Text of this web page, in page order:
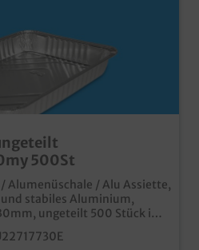
500St
Alumenüschale / Alu Assiette,
stabiles Aluminium,
ungeteilt 500 Stück im